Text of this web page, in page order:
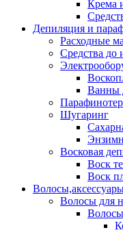
Крема
Депиляция и
Расходные
Средства до
Ванны
Шугаринг
Восковая
Воск
Воск
Волосы для